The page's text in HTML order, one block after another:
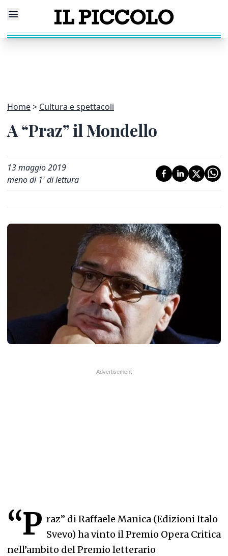
Home Cultura e spettacoli
A “Praz” il Mondello
13 maggio 2019
meno di 1' di lettura
“P raz” di Raffaele Manica (Edizioni Italo
Svevo) ha vinto il Premio Opera Critica
nell’ambito del Premio letterario